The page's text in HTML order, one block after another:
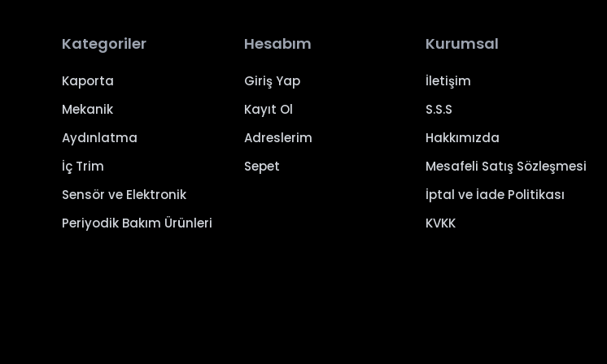
Kategoriler
Kaporta
Mekanik
Aydınlatma
İç Trim
Sensör ve Elektronik
Periyodik Bakım Ürünleri
Hesabım
Giriş Yap
Kayıt Ol
Adreslerim
Sepet
Kurumsal
İletişim
S.S.S
Hakkımızda
Mesafeli Satış Sözleşmesi
İptal ve İade Politikası
KVKK